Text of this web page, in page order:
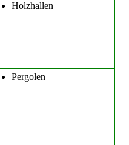
Holzhallen
Pergolen